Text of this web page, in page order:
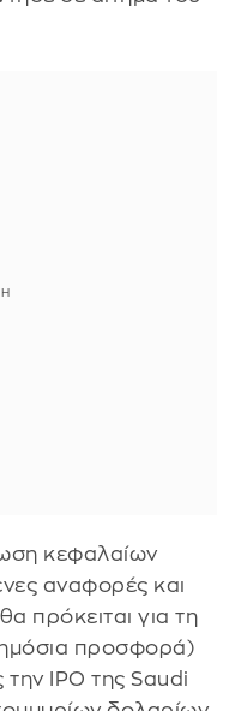
κεφαλαίων
αναφορές και
πρόκειται για τη
προσφορά)
την IPO της Saudi